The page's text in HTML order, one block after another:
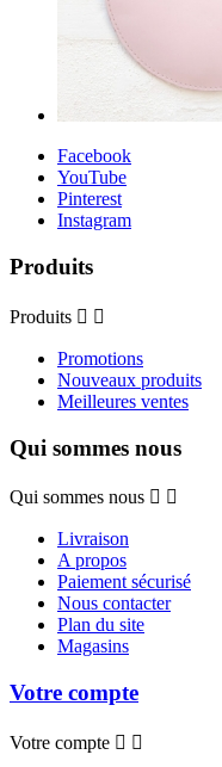
Facebook
YouTube
Pinterest
Instagram
Produits
Produits  
Promotions
Nouveaux produits
Meilleures ventes
Qui sommes nous
Qui sommes nous  
Livraison
A propos
Paiement sécurisé
Nous contacter
Plan du site
Magasins
Votre compte
Votre compte  